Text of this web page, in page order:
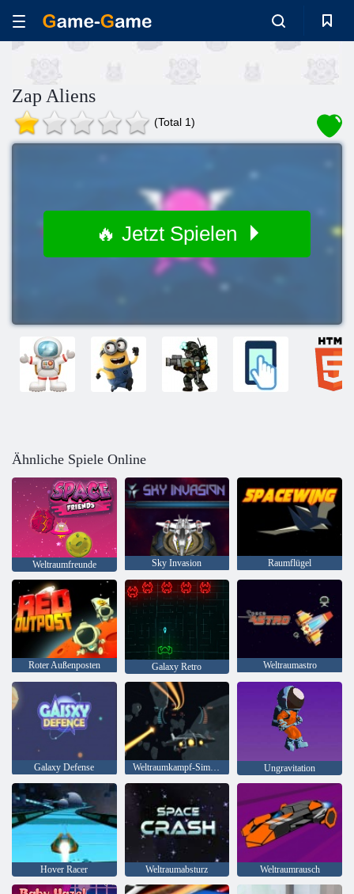
Zap Aliens
(Total 1)
🔥 Jetzt Spielen
Ähnliche Spiele Online
Weltraumfreunde Sky Invasion Raumflügel
Roter Außenposten Galaxy Retro Weltraumastro
Galaxy Defense Weltraumkampf-Simulator Ungravitation
Hover Racer Weltraumabsturz Weltraumrausch